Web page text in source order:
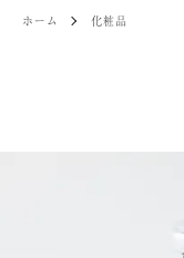
ホーム 化粧品